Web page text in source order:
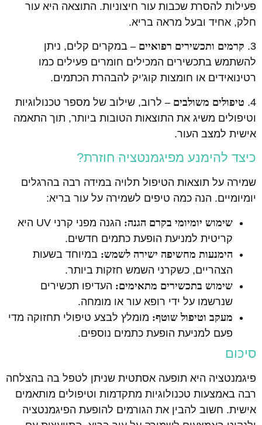
פעילות להסרת שכבות עור חיצוניות. התוצאה היא עור
חלק, אחיד ובעל מראה בריא.
3. קרמים ותכשירים רפואיים –במקרים קלים, ניתן
להשתמש בתכשירים המכילים חומרים פעילים כמו
רטינואידים או חומצות קוג'יק להבהרת הכתמים.
4. טיפולים משולבים –לרוב, שילוב של מספר טכנולוגיות
וטיפולים משיג את התוצאות הטובות ביותר, תוך התאמה
אישית למצב העור.
כיצד להימנע מפיגמנטציה חוזרת?
שמירה על תוצאות הטיפול תלויה במידה רבה בהרגלים
יומיומיים. הנה כמה טיפים לשמירה על עור בריא:
שימוש יומיומי בקרם הגנה:
הגנה מפני קרני UV היא
קריטית למניעת הופעת כתמים חדשים.
הימנעות מחשיפה ישירה לשמש:במיוחד בשעות
הצהריים, כשקרני השמש חזקות ביותר.
שימוש בתכשירים מתאימים:העדיפו תכשירים
שנרשמו על ידי רופא עור או מומחה.
מעקב וטיפול שוטף:מומלץ לבצע טיפולי תחזוקה מדי
פעם למניעת הופעת כתמים נוספים.
סיכום
פיגמנטציה היא תופעה אסתטית שניתן לטפל בה בהצלחה
רבה באמצעות טכנולוגיות מתקדמות וטיפולים מותאמים
אישית. חשוב להבין את הגורמים להופעת הפיגמנטציה